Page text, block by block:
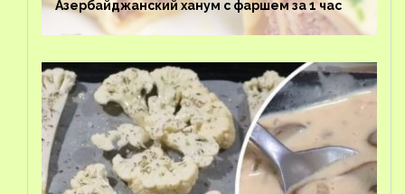
Азербайджанский ханум с фаршем за 1 час